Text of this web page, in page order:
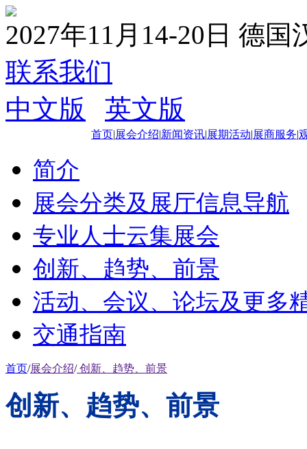
2027年11月14-20日 德国
联系我们
中文版
英文版
首页|展会介绍|新闻资讯|展期活动|展商服务|
简介
展会分类及展厅信息导航
专业人士云集展会
创新、趋势、前景
活动、会议、论坛及更多
交通指南
首页/展会介绍/创新、趋势、前景
创新、趋势、前景